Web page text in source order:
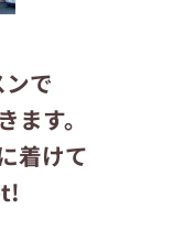
で
ます。
着けて